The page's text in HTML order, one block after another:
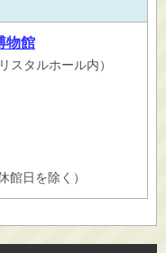
物館
タルホール内）
館日を除く）